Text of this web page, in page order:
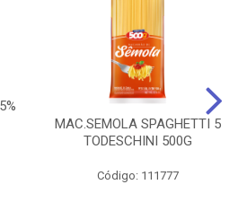
MAC.SEMOLA SPAGHETTI 5
TODESCHINI 500G
Código: 111777